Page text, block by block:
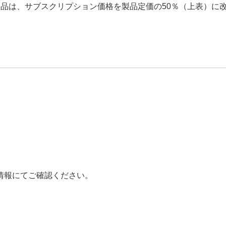
は、サブスクリプション価格を製品定価の50％（上表）に
にてご確認ください。